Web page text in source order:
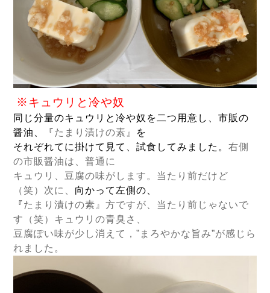
※キュウリと冷や奴
同じ分量のキュウリと冷や奴を二つ用意し、市販の
醤油、『たまり漬けの素 』
を
それぞれてに掛けて見て、試食してみました。 右側
の市販醤油は、普通に
キュウリ、豆腐の味がします。当たり前だけど
（笑）次に、 向かって左側の、
『たまり漬けの素 』方ですが、当たり前じゃないで
す（笑）キュウリの青臭さ、
豆腐ぽい味が少し消えて，”まろやかな旨み”が感じら
れました。